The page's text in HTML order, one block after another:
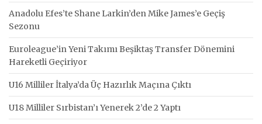
Anadolu Efes’te Shane Larkin’den Mike James’e Geçiş
Sezonu
Euroleague’in Yeni Takımı Beşiktaş Transfer Dönemini
Hareketli Geçiriyor
U16 Milliler İtalya’da Üç Hazırlık Maçına Çıktı
U18 Milliler Sırbistan’ı Yenerek 2’de 2 Yaptı